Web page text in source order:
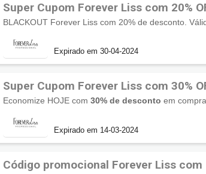
Super Cupom Forever Liss com 20%
Expirado em 30-04-2024
Super Cupom Forever Liss com 30%
Economize HOJE com30% de desconto em
Expirado em 14-03-2024
Código promocional Forever Liss com